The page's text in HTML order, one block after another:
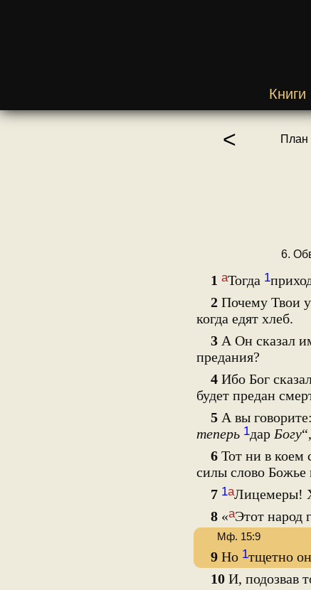
Книги
< План
6.
1 аТогда 1
2 Почему Твои
когда едят хлеб.
3 А Он сказал
предания?
4 Ибо Бог
будет предан
5 А вы
теперь 1дар Богу“,
6 Тот ни в коем
силы слово Божье
7 1аЛицемеры!
8 «аЭтот народ
9 Но 1тщетно
Мф. 15:9
10 И, подозвав